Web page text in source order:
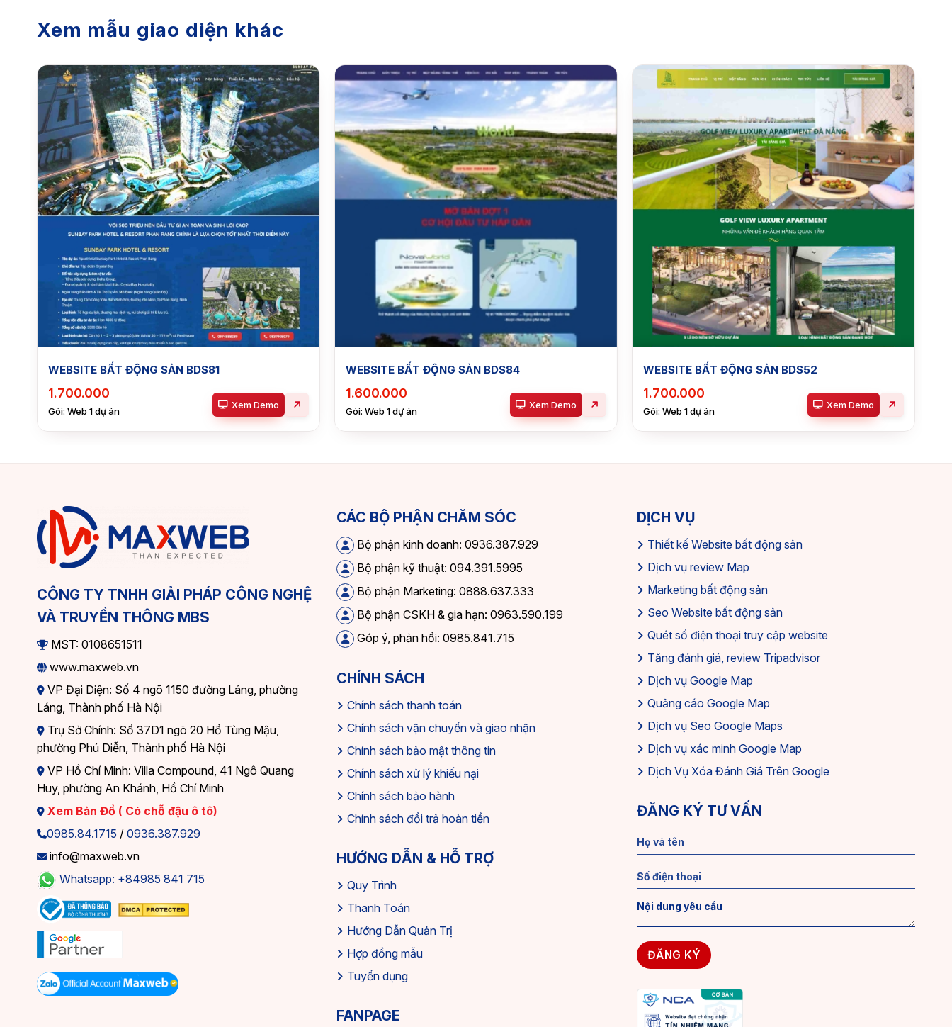
Xem mẫu giao diện khác
WEBSITE BẤT ĐỘNG SẢN BDS81
1.700.000
Gói: Web 1 dự án
Xem Demo
WEBSITE BẤT ĐỘNG SẢN BDS84
1.600.000
Gói: Web 1 dự án
Xem Demo
WEBSITE BẤT ĐỘNG SẢN BDS52
1.700.000
Gói: Web 1 dự án
Xem Demo
CÔNG TY TNHH GIẢI PHÁP CÔNG NGHỆ
VÀ TRUYỀN THÔNG MBS
MST: 0108651511
www.maxweb.vn
VP Đại Diện: Số 4 ngõ 1150 đường Láng, phường
Láng, Thành phố Hà Nội
Trụ Sở Chính: Số 37D1 ngõ 20 Hồ Tùng Mậu,
phường Phú Diễn, Thành phố Hà Nội
VP Hồ Chí Minh: Villa Compound, 41 Ngô Quang
Huy, phường An Khánh, Hồ Chí Minh
Xem Bản Đồ ( Có chỗ đậu ô tô)
0985.84.1715 / 0936.387.929
info@maxweb.vn
Whatsapp: +84985 841 715
CÁC BỘ PHẬN CHĂM SÓC
Bộ phận kinh doanh: 0936.387.929
Bộ phận kỹ thuật: 094.391.5995
Bộ phận Marketing: 0888.637.333
Bộ phận CSKH & gia hạn: 0963.590.199
Góp ý, phản hồi: 0985.841.715
CHÍNH SÁCH
Chính sách thanh toán
Chính sách vận chuyển và giao nhận
Chính sách bảo mật thông tin
Chính sách xử lý khiếu nại
Chính sách bảo hành
Chính sách đổi trả hoàn tiền
HƯỚNG DẪN & HỖ TRỢ
Quy Trình
Thanh Toán
Hướng Dẫn Quản Trị
Hợp đồng mẫu
Tuyển dụng
FANPAGE
DỊCH VỤ
Thiết kế Website bất động sản
Dịch vụ review Map
Marketing bất động sản
Seo Website bất động sản
Quét số điện thoại truy cập website
Tăng đánh giá, review Tripadvisor
Dịch vụ Google Map
Quảng cáo Google Map
Dịch vụ Seo Google Maps
Dịch vụ xác minh Google Map
Dịch Vụ Xóa Đánh Giá Trên Google
ĐĂNG KÝ TƯ VẤN